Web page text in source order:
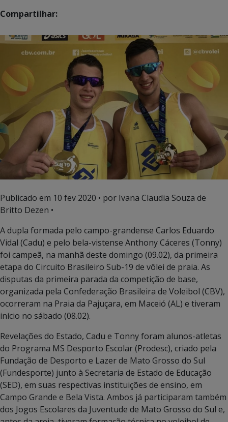
Compartilhar:
Publicado em 10 fev 2020 • por Ivana Claudia Souza de
Britto Dezen •
A dupla formada pelo campo-grandense Carlos Eduardo
Vidal (Cadu) e pelo bela-vistense Anthony Cáceres (Tonny)
foi campeã, na manhã deste domingo (09.02), da primeira
etapa do Circuito Brasileiro Sub-19 de vôlei de praia. As
disputas da primeira parada da competição de base,
organizada pela Confederação Brasileira de Voleibol (CBV),
ocorreram na Praia da Pajuçara, em Maceió (AL) e tiveram
início no sábado (08.02).
Revelações do Estado, Cadu e Tonny foram alunos-atletas
do Programa MS Desporto Escolar (Prodesc), criado pela
Fundação de Desporto e Lazer de Mato Grosso do Sul
(Fundesporte) junto à Secretaria de Estado de Educação
(SED), em suas respectivas instituições de ensino, em
Campo Grande e Bela Vista. Ambos já participaram também
dos Jogos Escolares da Juventude de Mato Grosso do Sul e,